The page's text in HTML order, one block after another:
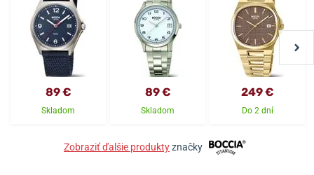
89 €
Skladom
89 €
Skladom
249 €
Do 2 dní
Zobraziť ďalšie produktyznačky